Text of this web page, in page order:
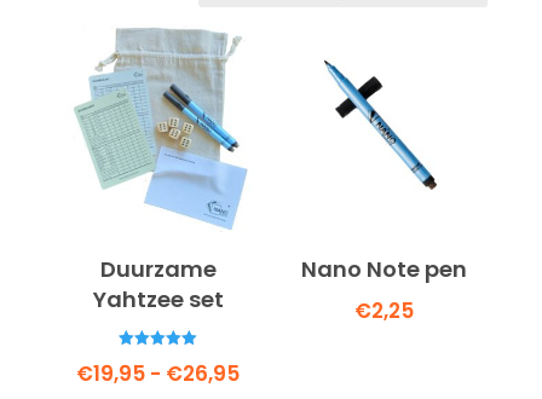
Duurzame
Yahtzee set
5.00
€19,95 - €26,95Prijsklasse:
Nano Note pen
€2,25